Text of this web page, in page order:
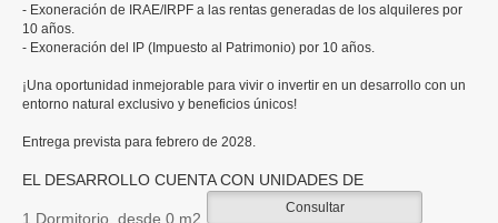
- Exoneración de IRAE/IRPF a las rentas generadas de los alquileres por
10 años.
- Exoneración del IP (Impuesto al Patrimonio) por 10 años.
¡Una oportunidad inmejorable para vivir o invertir en un desarrollo con un
entorno natural exclusivo y beneficios únicos!
Entrega prevista para febrero de 2028.
EL DESARROLLO CUENTA CON UNIDADES DE
1 Dormitorio, desde 0 m2
Consultar